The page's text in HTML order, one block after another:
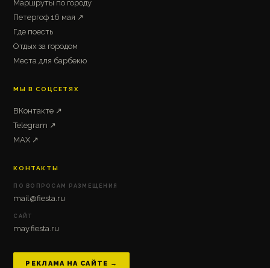
Маршруты по городу
Петергоф 16 мая ↗
Где поесть
Отдых за городом
Места для барбекю
МЫ В СОЦСЕТЯХ
ВКонтакте ↗
Telegram ↗
MAX ↗
КОНТАКТЫ
ПО ВОПРОСАМ РАЗМЕЩЕНИЯ
mail@fiesta.ru
САЙТ
may.fiesta.ru
РЕКЛАМА НА САЙТЕ →